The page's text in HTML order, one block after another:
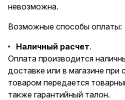
невозможна.
Возможные способы оплаты:
Наличный расчет.
Оплата производится
доставке или в магазине
товаром передается
также гарантийный талон.